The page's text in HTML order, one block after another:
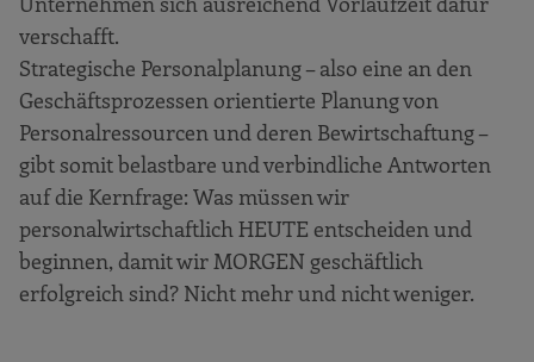
verschafft.
Strategische Personalplanung – also eine an den
Geschäftsprozessen orientierte Planung von
Personalressourcen und deren Bewirtschaftung –
gibt somit belastbare und verbindliche Antworten
auf die Kernfrage: Was müssen wir
personalwirtschaftlich HEUTE entscheiden und
beginnen, damit wir MORGEN geschäftlich
erfolgreich sind? Nicht mehr und nicht weniger.